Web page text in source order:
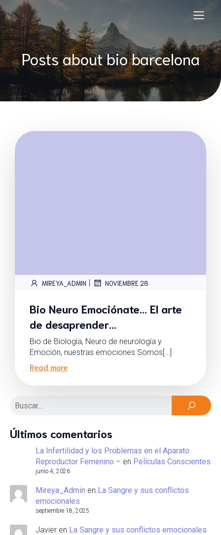
Posts about bio barcelona
MIREYA_ADMIN | NOVIEMBRE 28
Bio Neuro Emociónate… El arte
de desaprender…
Bio de Biología, Neuro de neurología y
Emoción, nuestras emociones Somos[…]
Read more
Últimos comentarios
La Infertilidad y los Problemas en el Aparato
Reproductor Femenino – en Películas Conscientes
junio 4, 2026
Mireya_Admin en La Sangre y sus conflictos
emocionales
septiembre 18, 2025
Javier en La Sangre y sus conflictos emocionales